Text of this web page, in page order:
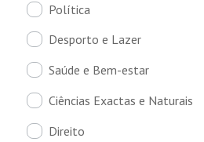
Política
Desporto e Lazer
Saúde e Bem-estar
Ciências Exactas e Naturais
Direito